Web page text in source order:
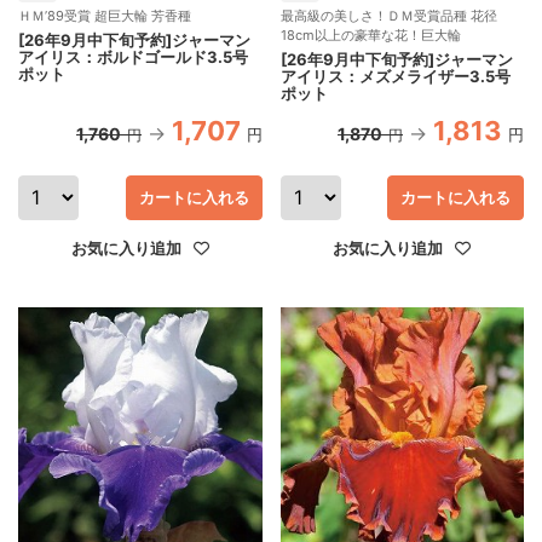
ＨＭ’89受賞 超巨大輪 芳香種
[26年9月中下旬予約]ジャーマン
アイリス：ボルドゴールド3.5号
ポット
1,760 円 1,707 円
お気に入り追加
カートに入れる
最高級の美しさ！ＤＭ受賞品種 花径
18cm以上の豪華な花！巨大輪
[26年9月中下旬予約]ジャーマン
アイリス：メズメライザー3.5号
ポット
1,870 円 1,813 円
お気に入り追加
カートに入れる